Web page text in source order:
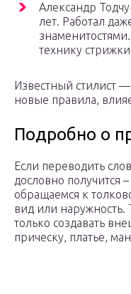
Александр
лет. Работал
технику
Известный стилист —
новые правила,
Подробно о
Если переводить
дословно получится
обращаемся к
вид или наружность.
только создавать
прическу, платье,